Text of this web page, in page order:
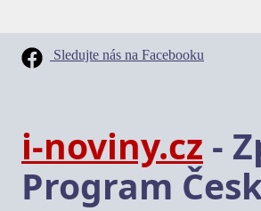
Sledujte nás na Facebooku
i-noviny.cz -
Program